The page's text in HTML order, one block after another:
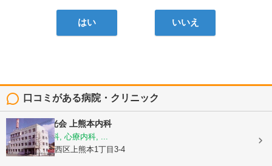
はい いいえ
口コミがある病院・クリニック
医療法人陽光会 上熊本内科
内科, 神経内科, 心療内科, ...
熊本県熊本市西区上熊本1丁目3-4